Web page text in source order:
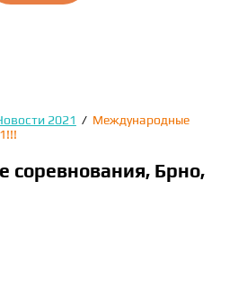
2021 / Международные
Брно,